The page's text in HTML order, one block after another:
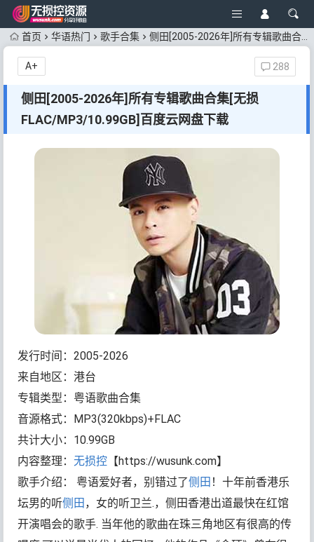
首页 华语热门 歌手合集 侧田[2005-2026年]所有专辑歌曲合集[无损FLAC/MP3/10.99GB]百度云网盘下载
侧田[2005-2026年]所有专辑歌曲合集[无损
FLAC/MP3/10.99GB]百度云网盘下载
288
A+
发行时间：2005-2026
来自地区：港台
专辑类型：粤语歌曲合集
音源格式：MP3(320kbps)+FLAC
共计大小：10.99GB
内容整理：无损控 【https://wusunk.com】
歌手介绍： 粤语爱好者，别错过了侧田 ！十年前香港乐
坛男的听侧田 ，女的听卫兰.，侧田香港出道最快在红馆
开演唱会的歌手. 当年他的歌曲在珠三角地区有很高的传